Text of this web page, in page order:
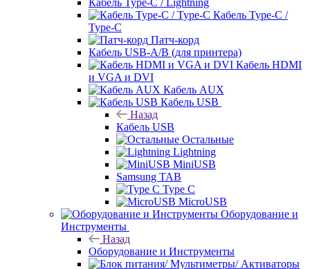
Кабель Type-C / Lightning
Кабель Type-C /
Type-C
Патч-корд
Кабель USB-A/B (для принтера)
Кабель HDMI
и VGA и DVI
Кабель AUX
Кабель USB
Назад
Кабель USB
Остальные
Lightning
MiniUSB
Samsung TAB
Type C
MicroUSB
Оборудование и
Инструменты
Назад
Оборудование и Инструменты